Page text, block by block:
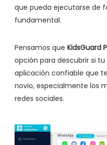
que pueda ejecutarse de
fundamental.
Pensamos que KidsGuard
opción para descubrir si
aplicación confiable que
novio, especialmente los
redes sociales.